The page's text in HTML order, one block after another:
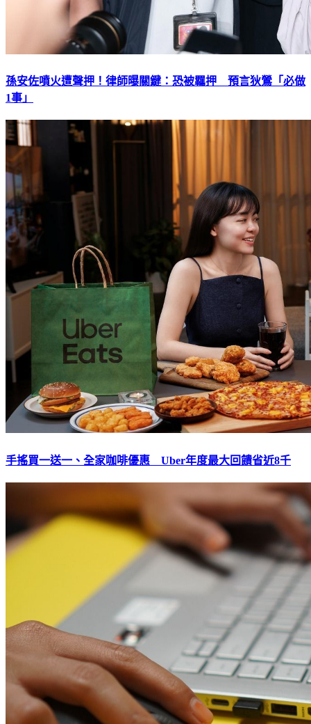
孫安佐噴火遭聲押！律師曝關鍵：恐被羈押 預言狄鶯「必做
1事」
手搖買一送一、全家咖啡優惠 Uber年度最大回饋省近8千